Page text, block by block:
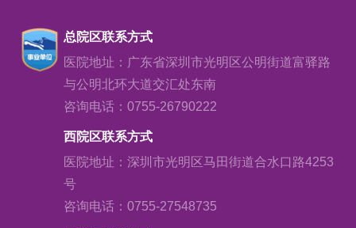
总院区联系方式
医院地址：广东省深圳市光明区公明街道富驿路
与公明北环大道交汇处东南
咨询电话：0755-26790222
西院区联系方式
医院地址：深圳市光明区马田街道合水口路4253
号
咨询电话：0755-27548735